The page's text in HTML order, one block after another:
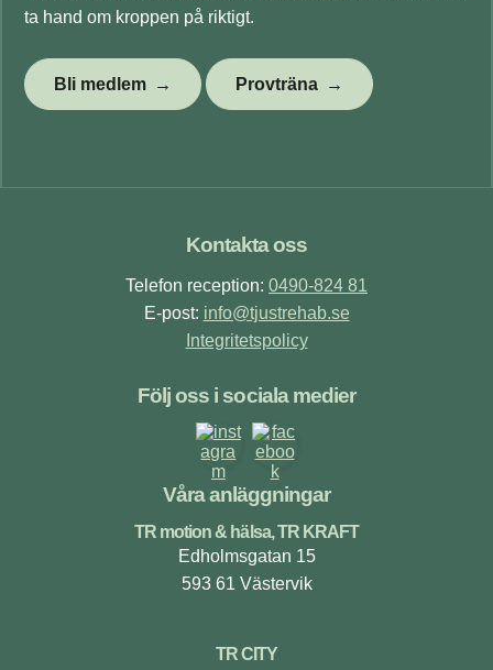
ta hand om kroppen på riktigt.
Bli medlem Provträna
Footer
Kontakta oss
Telefon reception: 0490-824 81
E-post: info@tjustrehab.se
Integritetspolicy
Följ oss i sociala medier
Våra anläggningar
TR motion & hälsa, TR KRAFT
Edholmsgatan 15
593 61 Västervik
TR CITY